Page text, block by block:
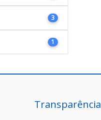
3
1
Transparência